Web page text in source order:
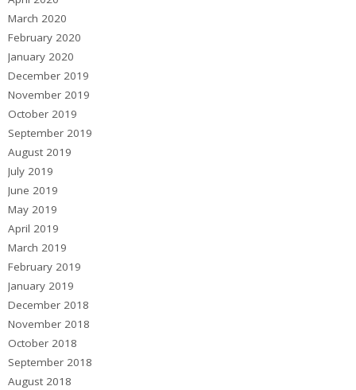
March 2020
February 2020
January 2020
December 2019
November 2019
October 2019
September 2019
August 2019
July 2019
June 2019
May 2019
April 2019
March 2019
February 2019
January 2019
December 2018
November 2018
October 2018
September 2018
August 2018